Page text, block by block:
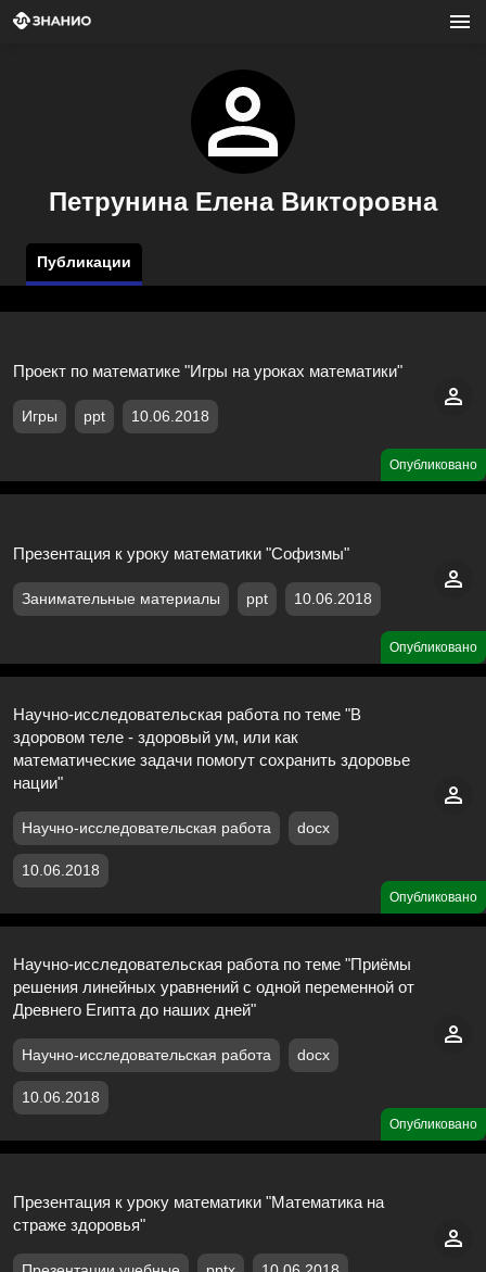
Петрунина Елена Викторовна
Публикации
Опубликовано
Проект по математике "Игры на уроках математики"
Игры ppt 10.06.2018
Опубликовано
Презентация к уроку математики "Софизмы"
Занимательные материалы ppt 10.06.2018
Опубликовано
Научно-исследовательская работа по теме "В
здоровом теле - здоровый ум, или как
математические задачи помогут сохранить здоровье
нации"
Научно-исследовательская работа docx
10.06.2018
Опубликовано
Научно-исследовательская работа по теме "Приёмы
решения линейных уравнений с одной переменной от
Древнего Египта до наших дней"
Научно-исследовательская работа docx
10.06.2018
Презентация к уроку математики "Математика на
страже здоровья"